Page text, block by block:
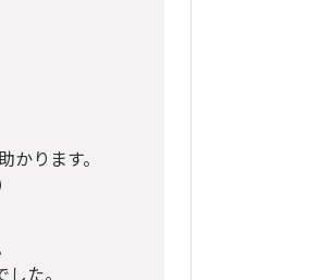
ります。
た。